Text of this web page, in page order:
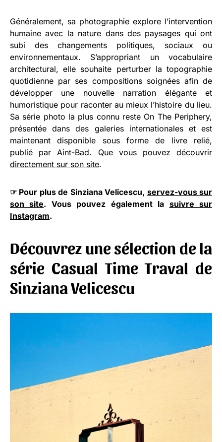
Généralement, sa photographie explore l’intervention
humaine avec la nature dans des paysages qui ont
subi des changements politiques, sociaux ou
environnementaux. S’appropriant un vocabulaire
architectural, elle souhaite perturber la topographie
quotidienne par ses compositions soignées afin de
développer une nouvelle narration élégante et
humoristique pour raconter au mieux l’histoire du lieu.
Sa série photo la plus connu reste On The Periphery,
présentée dans des galeries internationales et est
maintenant disponible sous forme de livre relié,
publié par Aint-Bad. Que vous pouvez découvrir
directement sur son site.
☞ Pour plus de Sinziana Velicescu, servez-vous sur
son site. Vous pouvez également la suivre sur
Instagram.
Découvrez une sélection de la
série Casual Time Traval de
Sinziana Velicescu